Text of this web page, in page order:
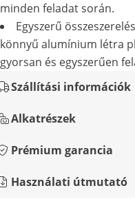
minden feladat során.
Egyszerű
könnyű alumínium létra
gyorsan és egyszerűen
Szállítási információk
Alkatrészek
Prémium garancia
Használati útmutató